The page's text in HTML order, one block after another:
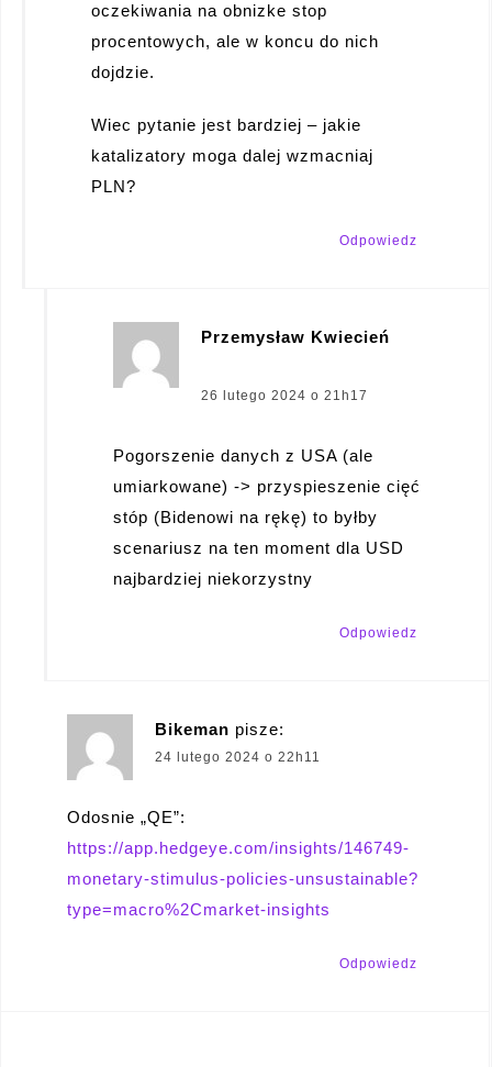
oczekiwania na obnizke stop
procentowych, ale w koncu do nich
dojdzie.
Wiec pytanie jest bardziej – jakie
katalizatory moga dalej wzmacniaj
PLN?
Odpowiedz
Przemysław Kwiecień
pisze:
26 lutego 2024 o 21h17
Pogorszenie danych z USA (ale
umiarkowane) -> przyspieszenie cięć
stóp (Bidenowi na rękę) to byłby
scenariusz na ten moment dla USD
najbardziej niekorzystny
Odpowiedz
Bikeman pisze:
24 lutego 2024 o 22h11
Odosnie „QE”:
https://app.hedgeye.com/insights/146749-
monetary-stimulus-policies-unsustainable?
type=macro%2Cmarket-insights
Odpowiedz